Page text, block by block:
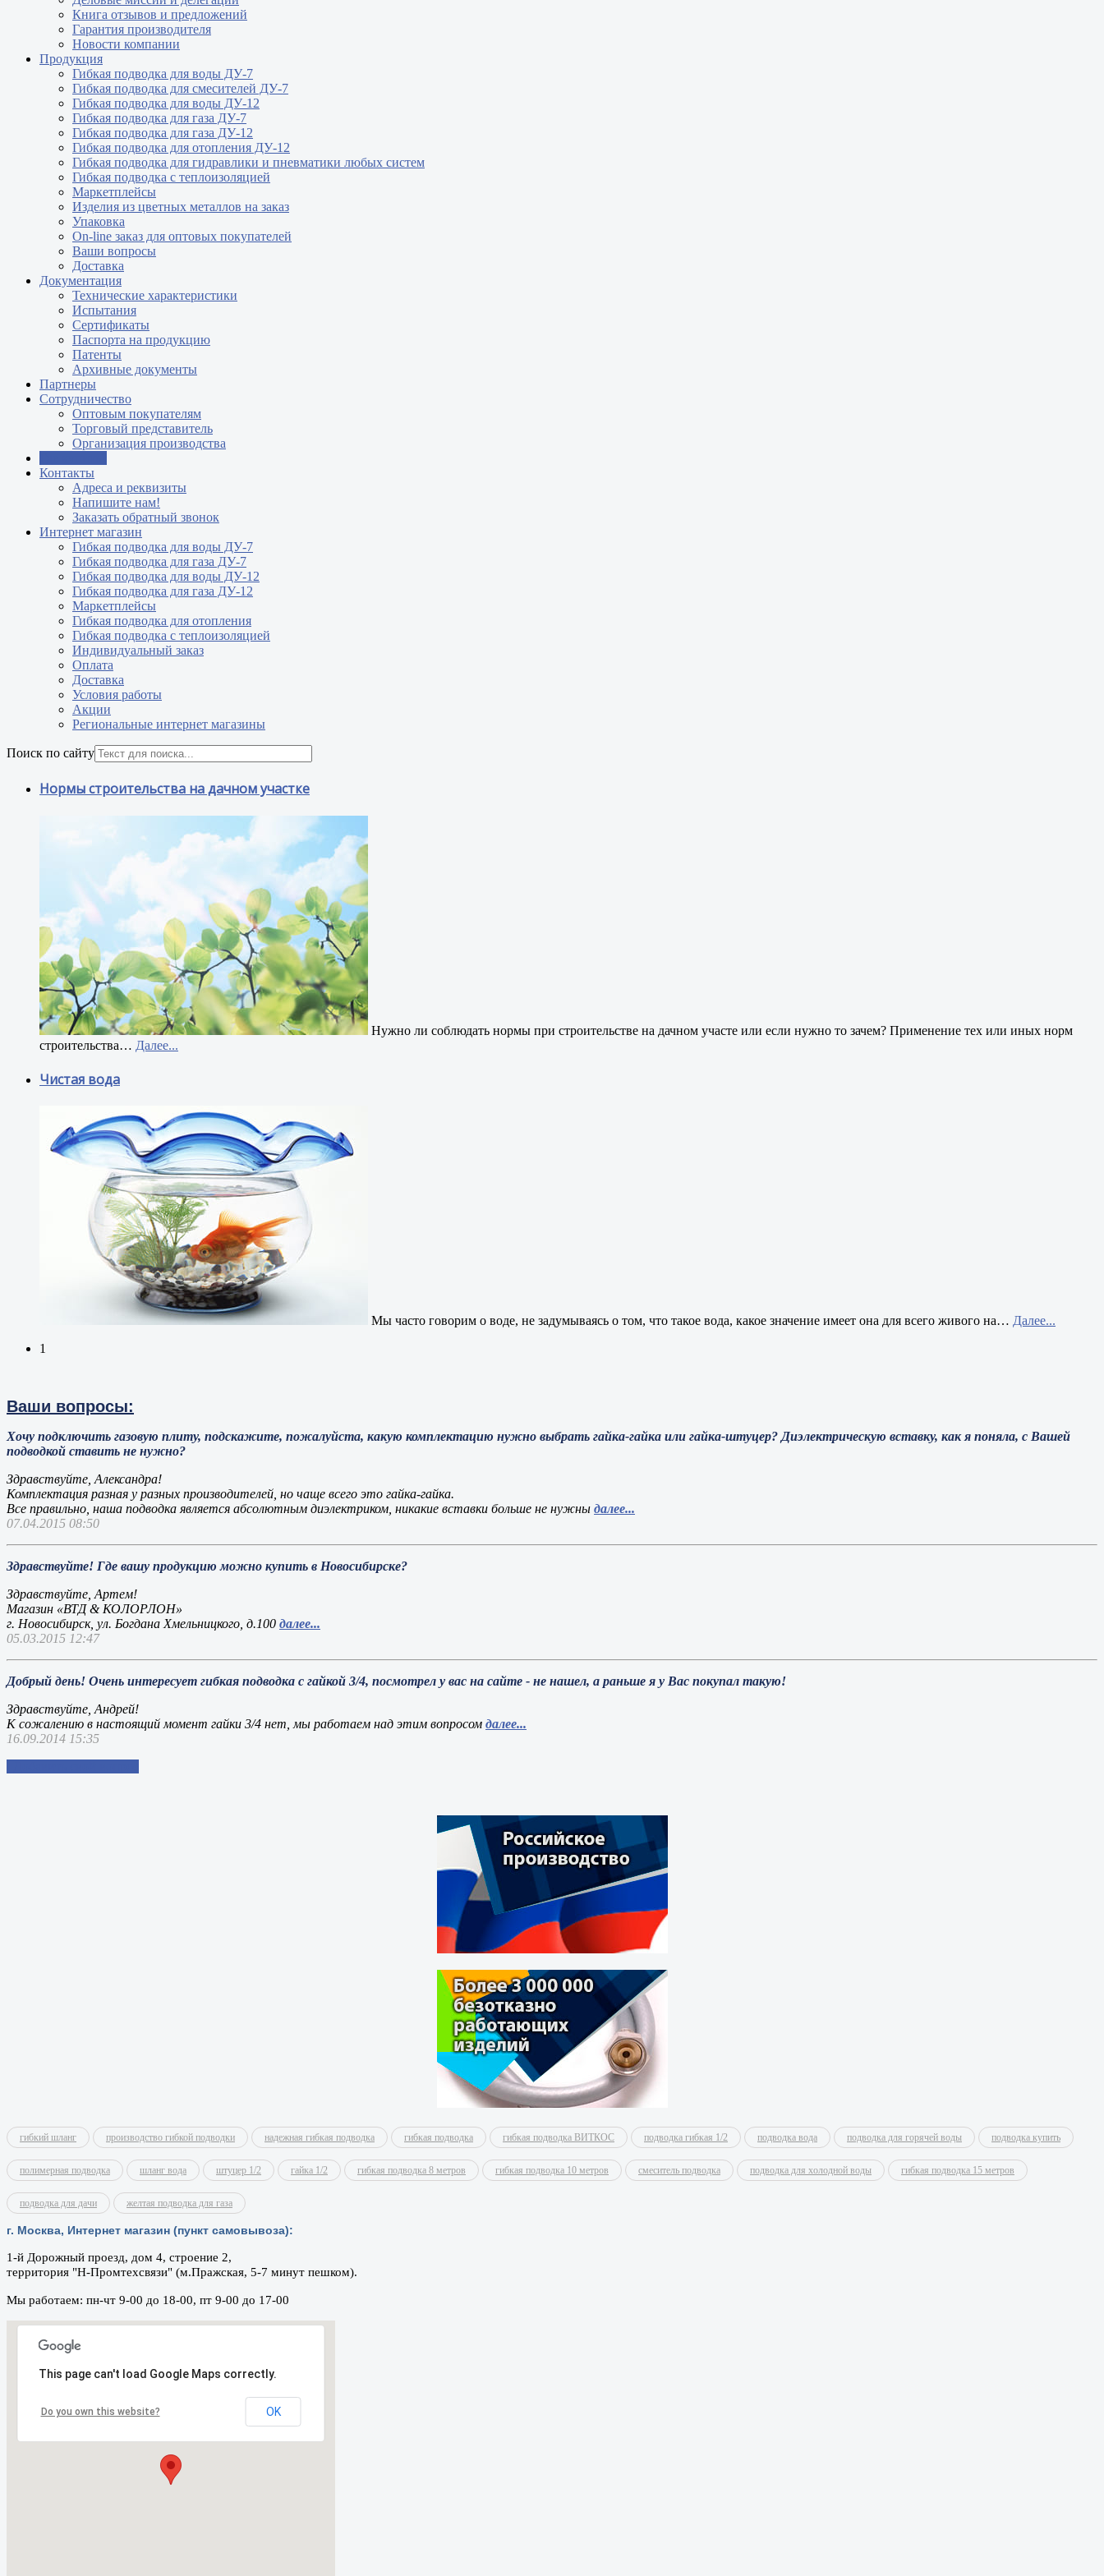
Книга отзывов и предложений
Гарантия производителя
Новости компании
Продукция
Гибкая подводка для воды ДУ-7
Гибкая подводка для смесителей ДУ-7
Гибкая подводка для воды ДУ-12
Гибкая подводка для газа ДУ-7
Гибкая подводка для газа ДУ-12
Гибкая подводка для отопления ДУ-12
Гибкая подводка для гидравлики и пневматики любых систем
Гибкая подводка с теплоизоляцией
Маркетплейсы
Изделия из цветных металлов на заказ
Упаковка
On-line заказ для оптовых покупателей
Ваши вопросы
Доставка
Документация
Технические характеристики
Испытания
Сертификаты
Паспорта на продукцию
Патенты
Архивные документы
Партнеры
Сотрудничество
Оптовым покупателям
Торговый представитель
Организация производства
Контакты
Адреса и реквизиты
Напишите нам!
Заказать обратный звонок
Интернет магазин
Гибкая подводка для воды ДУ-7
Гибкая подводка для газа ДУ-7
Гибкая подводка для воды ДУ-12
Гибкая подводка для газа ДУ-12
Маркетплейсы
Гибкая подводка для отопления
Гибкая подводка с теплоизоляцией
Индивидуальный заказ
Оплата
Доставка
Условия работы
Акции
Региональные интернет магазины
Поиск по сайту
Нормы строительства на дачном участке
Нужно ли соблюдать нормы при строительстве на дачном участе или если нужно то зачем? Применение тех или иных норм
строительства… Далее...
Чистая вода
Мы часто говорим о воде, не задумываясь о том, что такое вода, какое значение имеет она для всего живого на… Далее...
1
Ваши вопросы:
Хочу подключить газовую плиту, подскажите, пожалуйста, какую комплектацию нужно выбрать гайка-гайка или гайка-штуцер? Диэлектрическую вставку, как я поняла, с Вашей
подводкой ставить не нужно?
Здравствуйте, Александра!
Комплектация разная у разных производителей, но чаще всего это гайка-гайка.
Все правильно, наша подводка является абсолютным диэлектриком, никакие вставки больше не нужны далее...
07.04.2015 08:50
Здравствуйте! Где вашу продукцию можно купить в Новосибирске?
Здравствуйте, Артем!
Магазин «ВТД & КОЛОРЛОН»
г. Новосибирск, ул. Богдана Хмельницкого, д.100 далее...
05.03.2015 12:47
Добрый день! Очень интересует гибкая подводка с гайкой 3/4, посмотрел у вас на сайте - не нашел, а раньше я у Вас покупал такую!
Здравствуйте, Андрей!
К сожалению в настоящий момент гайки 3/4 нет, мы работаем над этим вопросом далее...
16.09.2014 15:35
гибкий шланг производство гибкой подводки надежная гибкая подводка гибкая подводка гибкая подводка ВИТКОС подводка гибкая 1/2 подводка вода подводка для горячей воды подводка купить
полимерная подводка шланг вода штуцер 1/2 гайка 1/2 гибкая подводка 8 метров гибкая подводка 10 метров смеситель подводка подводка для холодной воды гибкая подводка 15 метров
подводка для дачи желтая подводка для газа
г. Москва, Интернет магазин (пункт самовывоза):
1-й Дорожный проезд, дом 4, строение 2,
территория "Н-Промтехсвязи" (м.Пражская, 5-7 минут пешком).
Мы работаем: пн-чт 9-00 до 18-00, пт 9-00 до 17-00
This page can't load Google Maps correctly.
Do you own this website? OK